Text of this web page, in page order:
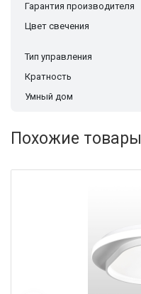
Гарантия производителя
Цвет свечения
Тип управления
Кратность
Умный дом
Похожие товары